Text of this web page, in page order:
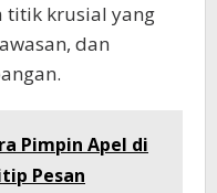
titik krusial yang
dan
Pimpin Apel di
Pesan